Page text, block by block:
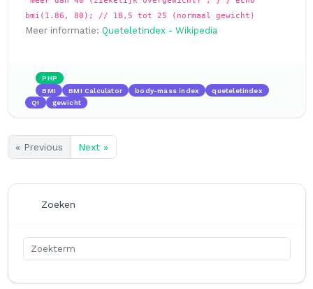
bmi(1.86, 80); // 18,5 tot 25 (normaal gewicht)
Meer informatie: Queteletindex - Wikipedia
PHP
BMI
BMI Calculator body-mass index
queteletindex
QI
gewicht
« Previous Next »
Zoeken